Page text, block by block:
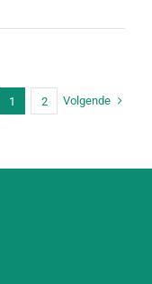
1 2 Volgende